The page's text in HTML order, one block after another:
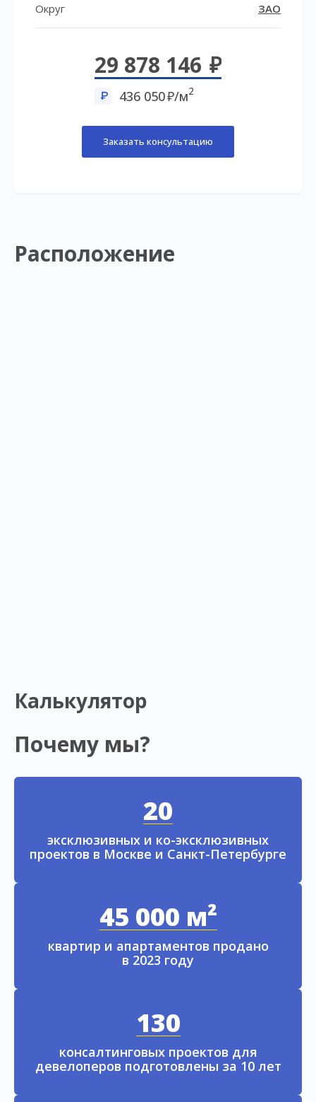
Округ ЗАО
29 878 146
436 050 /м2
Заказать консультацию
Расположение
Калькулятор
Почему мы?
20
эксклюзивных и ко-эксклюзивных
проектов в Москве и Санкт-Петербурге
45 000 м²
квартир и апартаментов продано
в 2023 году
130
консалтинговых проектов для
девелоперов подготовлены за 10 лет